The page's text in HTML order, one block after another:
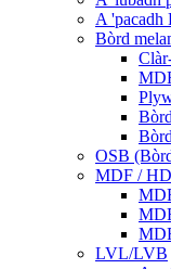
A 'pacadh
Bòrd
OSB
MDF /
LVL/LVB